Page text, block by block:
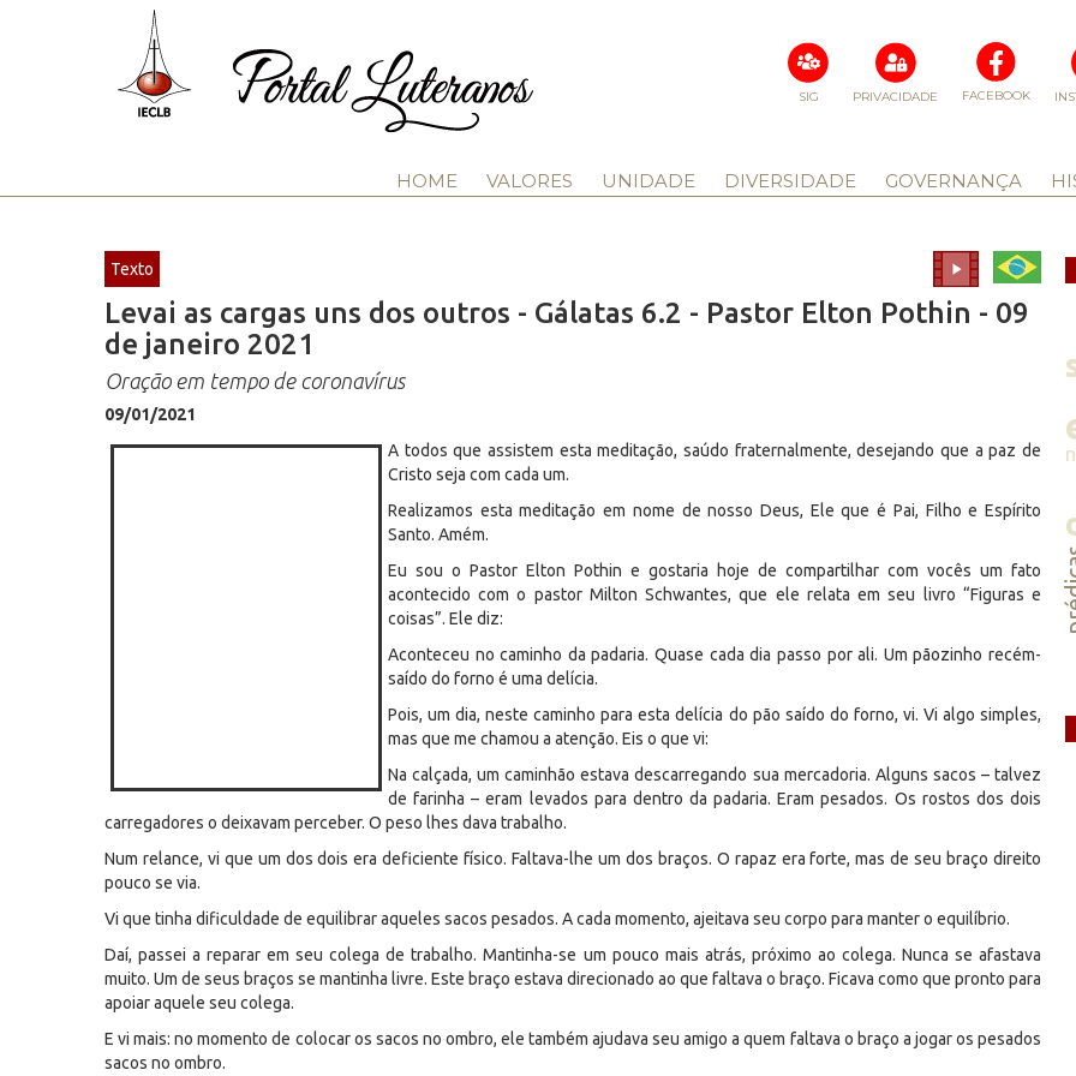
FACEBOOK
PRIVACIDADE
SIG
HOME VALORES UNIDADE DIVERSIDADE GOVERNANÇA
Texto
Levai as cargas uns dos outros - Gálatas 6.2 - Pastor Elton Pothin - 09
de janeiro 2021
Oração em tempo de coronavírus
09/01/2021
A todos que assistem esta meditação, saúdo fraternalmente, desejando que a paz de
Cristo seja com cada um.
Realizamos esta meditação em nome de nosso Deus, Ele que é Pai, Filho e Espírito
Santo. Amém.
Eu sou o Pastor Elton Pothin e gostaria hoje de compartilhar com vocês um fato
acontecido com o pastor Milton Schwantes, que ele relata em seu livro “Figuras e
coisas”. Ele diz:
Aconteceu no caminho da padaria. Quase cada dia passo por ali. Um pãozinho recém-
saído do forno é uma delícia.
Pois, um dia, neste caminho para esta delícia do pão saído do forno, vi. Vi algo simples,
mas que me chamou a atenção. Eis o que vi:
Na calçada, um caminhão estava descarregando sua mercadoria. Alguns sacos – talvez
de farinha – eram levados para dentro da padaria. Eram pesados. Os rostos dos dois
carregadores o deixavam perceber. O peso lhes dava trabalho.
Num relance, vi que um dos dois era deficiente físico. Faltava-lhe um dos braços. O rapaz era forte, mas de seu braço direito
pouco se via.
Vi que tinha dificuldade de equilibrar aqueles sacos pesados. A cada momento, ajeitava seu corpo para manter o equilíbrio.
Daí, passei a reparar em seu colega de trabalho. Mantinha-se um pouco mais atrás, próximo ao colega. Nunca se afastava
muito. Um de seus braços se mantinha livre. Este braço estava direcionado ao que faltava o braço. Ficava como que pronto para
apoiar aquele seu colega.
E vi mais: no momento de colocar os sacos no ombro, ele também ajudava seu amigo a quem faltava o braço a jogar os pesados
sacos no ombro.